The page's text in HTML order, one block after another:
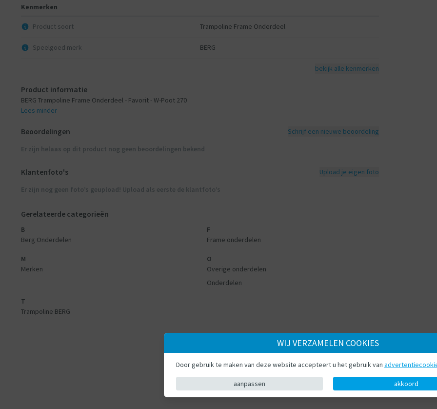
Kenmerken
Product soort Trampoline Frame Onderdeel
Speelgoed merk BERG
bekijk alle kenmerken
Product informatie
BERG Trampoline Frame Onderdeel - Favorit - W-Poot 270
Lees minder
Beoordelingen
Schrijf een nieuwe beoordeling
Er zijn helaas op dit product nog geen beoordelingen bekend
Klantenfoto's
Upload je eigen foto
Er zijn nog geen foto’s geupload! Upload als eerste de klantfoto’s
Gerelateerde categorieën
B
Berg Onderdelen
F
Frame onderdelen
M
Merken
O
Overige onderdelen
Onderdelen
T
Trampoline BERG
WIJ VERZAMELEN COOKIES
Door gebruik te maken van deze website accepteert u het gebruik van
aanpassen akkoord